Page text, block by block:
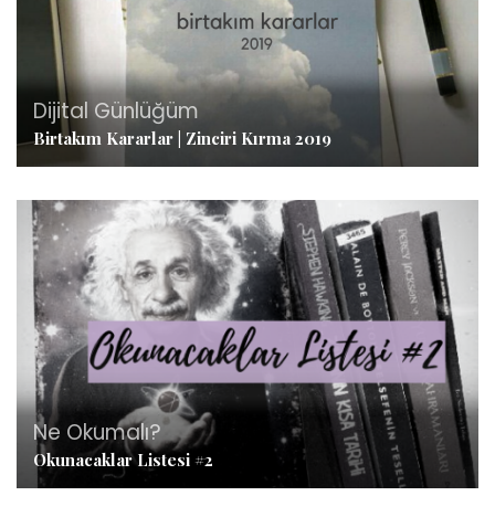
Dijital Günlüğüm
Birtakım Kararlar | Zinciri Kırma 2019
Ne Okumalı?
Okunacaklar Listesi #2